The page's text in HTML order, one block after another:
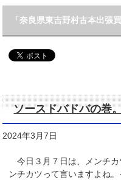
「奈良県東吉野村古本出張
ソースドバドバの巻
2024年3月7日
今日３月７日は、メンチカ
ンチカツって言いますよね